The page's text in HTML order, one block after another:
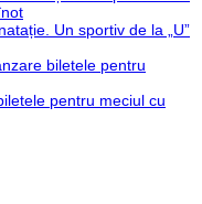
Un sportiv de la „U”
biletele pentru
pentru meciul cu